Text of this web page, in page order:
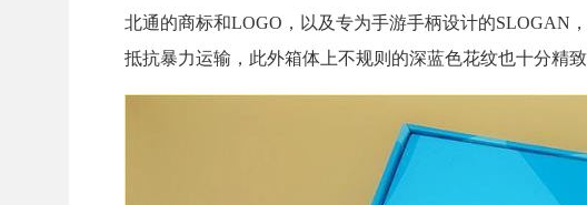
北通的商标和LOGO，以及专为手游手柄设计的SLOGAN
抵抗暴力运输，此外箱体上不规则的深蓝色花纹也十分精